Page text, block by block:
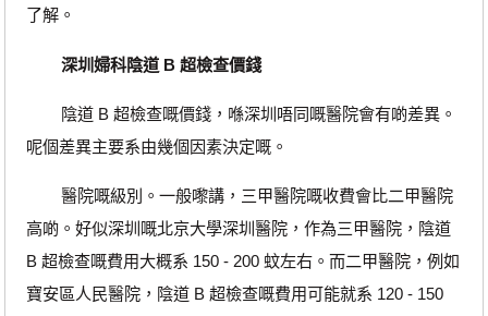
了解。
深圳婦科陰道 B 超檢查價錢
陰道 B 超檢查嘅價錢，喺深圳唔同嘅醫院會有啲差異。
呢個差異主要系由幾個因素決定嘅。
醫院嘅級別。一般嚟講，三甲醫院嘅收費會比二甲醫院
高啲。好似深圳嘅北京大學深圳醫院，作為三甲醫院，陰道
B 超檢查嘅費用大概系 150 - 200 蚊左右。而二甲醫院，例如
寶安區人民醫院，陰道 B 超檢查嘅費用可能就系 120 - 150